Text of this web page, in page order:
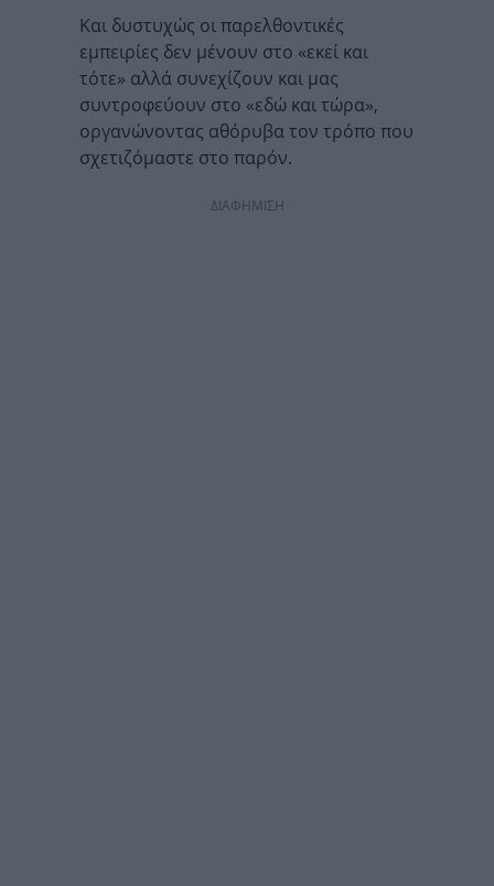
Και δυστυχώς οι παρελθοντικές
εμπειρίες δεν μένουν στο «εκεί και
τότε» αλλά συνεχίζουν και μας
συντροφεύουν στο «εδώ και τώρα»,
οργανώνοντας αθόρυβα τον τρόπο που
σχετιζόμαστε στο παρόν.
ΔΙΑΦΗΜΙΣΗ